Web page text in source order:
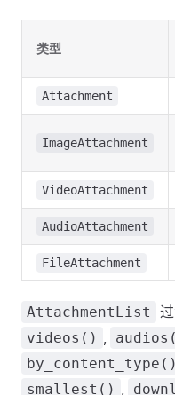
类型
Attachment
ImageAttachment
VideoAttachment
AudioAttachment
FileAttachment
AttachmentList
videos() ,
by_content_type()
smallest() ,